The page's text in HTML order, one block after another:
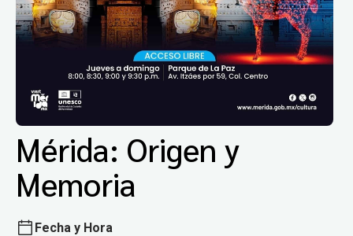
Mérida: Origen y
Memoria
Fecha y Hora